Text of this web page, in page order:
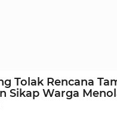
Tolak Rencana
Sikap Warga